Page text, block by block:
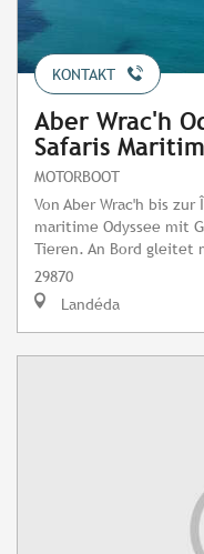
KONTAKT
Aber Wrac'h
Safaris
MOTORBOOT
Von Aber Wrac'h bis
maritime Odyssee mit
Tieren. An Bord gleitet
29870
Landéda